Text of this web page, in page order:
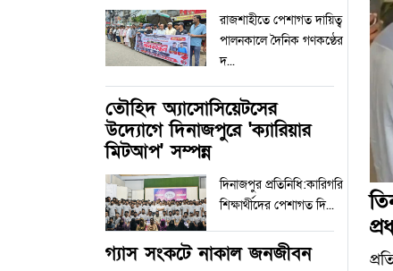
রাজশাহীতে পেশাগত দায়িত্ব
পালনকালে দৈনিক গণকণ্ঠের
দ...
তৌহিদ অ্যাসোসিয়েটসের
উদ্যোগে দিনাজপুরে 'ক্যারিয়ার
মিটআপ' সম্পন্ন
দিনাজপুর প্রতিনিধি:কারিগরি
শিক্ষার্থীদের পেশাগত দি...
গ্যাস সংকটে নাকাল জনজীবন